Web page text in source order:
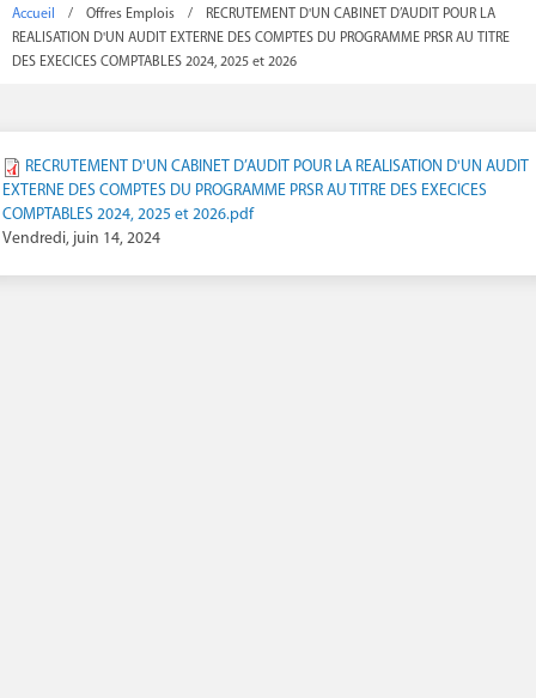
Accueil / Offres Emplois /
RECRUTEMENT D'UN CABINET D’AUDIT POUR LA
REALISATION D'UN AUDIT EXTERNE DES COMPTES DU PROGRAMME PRSR AU TITRE
DES EXECICES COMPTABLES 2024, 2025 et 2026
RECRUTEMENT D'UN CABINET D’AUDIT POUR LA REALISATION D'UN AUDIT
EXTERNE DES COMPTES DU PROGRAMME PRSR AU TITRE DES EXECICES
COMPTABLES 2024, 2025 et 2026.pdf
Vendredi, juin 14, 2024